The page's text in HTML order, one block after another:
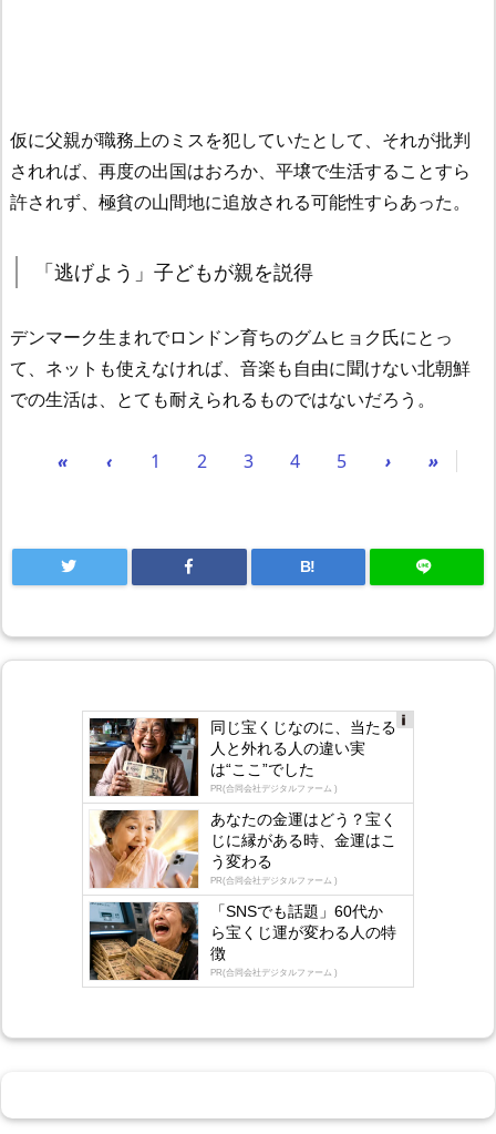
仮に父親が職務上のミスを犯していたとして、それが批判
されれば、再度の出国はおろか、平壌で生活することすら
許されず、極貧の山間地に追放される可能性すらあった。
「逃げよう」子どもが親を説得
デンマーク生まれでロンドン育ちのグムヒョク氏にとっ
て、ネットも使えなければ、音楽も自由に聞けない北朝鮮
での生活は、とても耐えられるものではないだろう。
« ‹ 1 2 3 4 5 › »
B!
gly
同じ宝くじなのに、当たる
人と外れる人の違い実
は“ここ”でした
PR(合同会社デジタルファーム )
あなたの金運はどう？宝く
じに縁がある時、金運はこ
う変わる
PR(合同会社デジタルファーム )
「SNSでも話題」60代か
ら宝くじ運が変わる人の特
徴
PR(合同会社デジタルファーム )